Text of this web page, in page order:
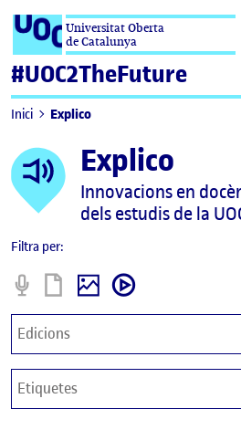
Saltar al contingutUniversitat Oberta
de Catalunya
#UOC2TheFuture
Inici Explico
Explico
Innovacions en
dels estudis de la
Filtra per:
PodcastInformeimatgevideo